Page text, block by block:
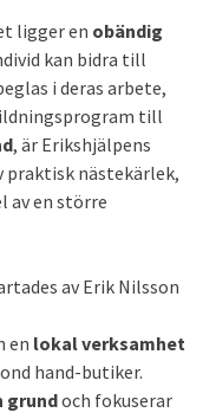
ligger en obändig
kan bidra till
i deras arbete,
till
, är Erikshjälpens
praktisk nästekärlek,
av en större
av Erik Nilsson
en lokal verksamhet
hand-butiker.
grundoch fokuserar